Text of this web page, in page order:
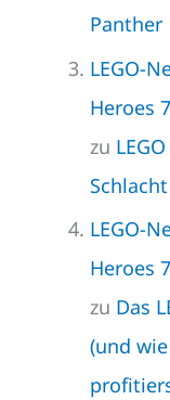
Panther
LEGO-
Heroes
zu
LEGO-
Heroes
zu Das
(und